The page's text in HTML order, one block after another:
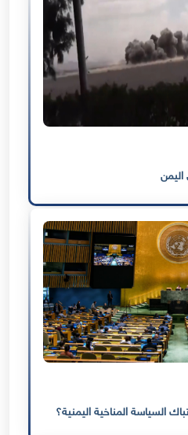
المناخية اليمنية؟